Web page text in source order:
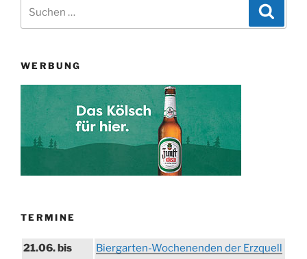
WERBUNG
TERMINE
21.06. bis
Biergarten-Wochenenden der Erzquell